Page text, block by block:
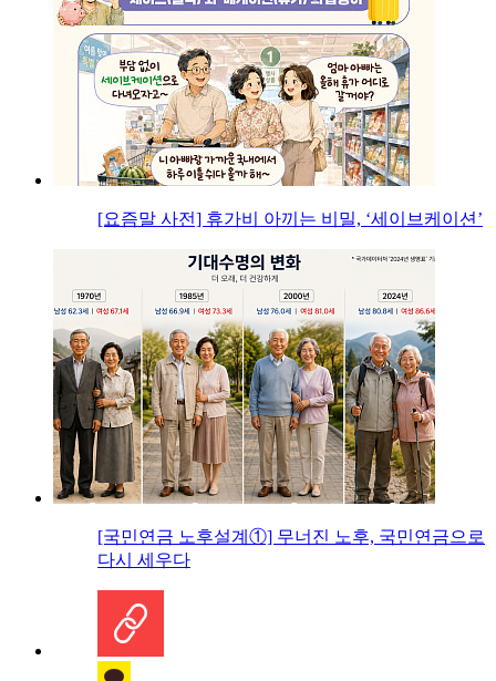
[요즘말 사전] 휴가비 아끼는 비밀, ‘세이브케이션’
[국민연금 노후설계①] 무너진 노후, 국민연금으로
다시 세우다